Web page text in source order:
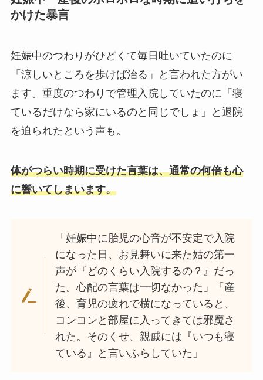
かけた暴言
妊娠中のつわりがひどくて毎日吐いていたのに
「涼しいところを歩けば治る」と言われた方がい
ます。重度のつわりで管理入院していたのに「寝
ているだけなら家にいるのと同じでしょ」と退院
を迫られたという声も。
体がつらい時期に受けた言葉は、通常の何倍も心
に響いてしまいます。
「妊娠中に胎児の心音が不安定で入院
になった日、お見舞いに来た姑の第一
声が『どのくらい入院するの？』だっ
た。心配の言葉は一切なかった」「産
後、育児の疲れで横になっていると、
コンコンと部屋に入ってきては邪魔さ
れた。そのくせ、親戚には『いつも寝
ている』と言いふらしていた」